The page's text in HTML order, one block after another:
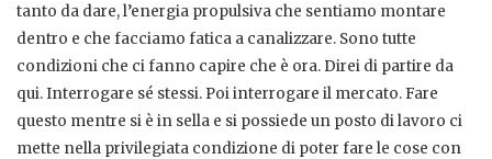
tanto da dare, l’energia propulsiva che sentiamo montare
dentro e che facciamo fatica a canalizzare. Sono tutte
condizioni che ci fanno capire che è ora. Direi di partire da
qui. Interrogare sé stessi. Poi interrogare il mercato. Fare
questo mentre si è in sella e si possiede un posto di lavoro ci
mette nella privilegiata condizione di poter fare le cose con